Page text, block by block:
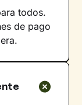
todos.
de pago